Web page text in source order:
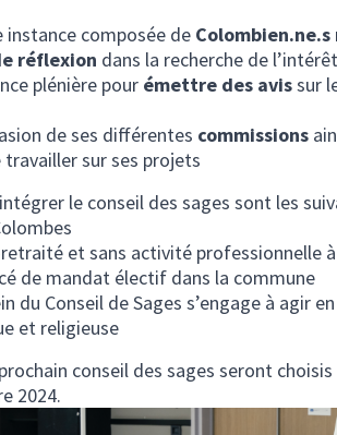
instance composée de
réflexion dans la recherche de
plénière pour émettre des avissur
de ses différentes commissions
travailler sur ses projets
le conseil des sages sont les
et sans activité professionnelle
de mandat électif dans la commune
du Conseil de Sages s’engage à agir
et religieuse
conseil des sages seront
2024.